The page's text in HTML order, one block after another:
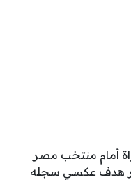
أمام منتخب مصر
التعادل بنتيجة 1-1، إثر هدف عكسي سجله